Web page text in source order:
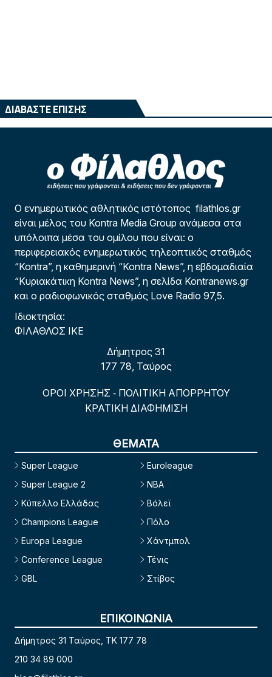
ΔΙΑΒΑΣΤΕ ΕΠΙΣΗΣ
Ο ενημερωτικός αθλητικός ιστότοπος filathlos.gr
είναι μέλος του Kontra Media Group ανάμεσα στα
υπόλοιπα μέσα του ομίλου που είναι: ο
περιφερειακός ενημερωτικός τηλεοπτικός σταθμός
“Kontra”, η καθημερινή “Kontra News”, η εβδομαδιαία
“Κυριακάτικη Kontra News”, η σελίδα Kontranews.gr
και ο ραδιοφωνικός σταθμός Love Radio 97,5.
Ιδιοκτησία:
ΦΙΛΑΘΛΟΣ ΙΚΕ
Δήμητρος 31
177 78, Ταύρος
ΟΡΟΙ ΧΡΗΣΗΣ - ΠΟΛΙΤΙΚΗ ΑΠΟΡΡΗΤΟΥ
ΚΡΑΤΙΚΗ ΔΙΑΦΗΜΙΣΗ
ΘΕΜΑΤΑ
Super League
Super League 2
Κύπελλο Ελλάδας
Champions League
Europa League
Conference League
GBL
Euroleague
NBA
Βόλεϊ
Πόλο
Χάντμπολ
Τένις
Στίβος
ΕΠΙΚΟΙΝΩΝΙΑ
Δήμητρος 31 Ταύρος, TK 177 78
210 34 89 000